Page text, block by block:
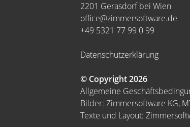
2201 Gerasdorf bei Wien
office@zimmersoftware.de
+49 5321 77 99 0 99
Datenschutzerklärung
© Copyright 2026
Allgemeine
Bilder: Zimmersoftware KG,
Texte und Layout: